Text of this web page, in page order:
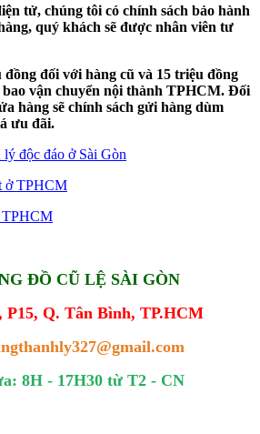
tử, chúng tôi có chính sách bảo hành
quý khách sẽ được nhân viên tư
đối với hàng cũ và 15 triệu đồng
vận chuyển nội thành TPHCM. Đối
hàng sẽ chính sách gửi hàng dùm
ưu đãi.
độc đáo ở Sài Gòn
ở TPHCM
TPHCM
ĐỒ CŨ LỆ SÀI GÒN
P15, Q. Tân Bình, TP.HCM
8H - 17H30 từ T2 - CN